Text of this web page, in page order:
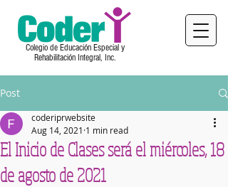
Colegio de Educación Especial y
Rehabilitación Integral, Inc.
Post
El Inicio de Clases será el miércoles, 18
de agosto de 2021
coderiprwebsite
Aug 14, 2021 1 min read